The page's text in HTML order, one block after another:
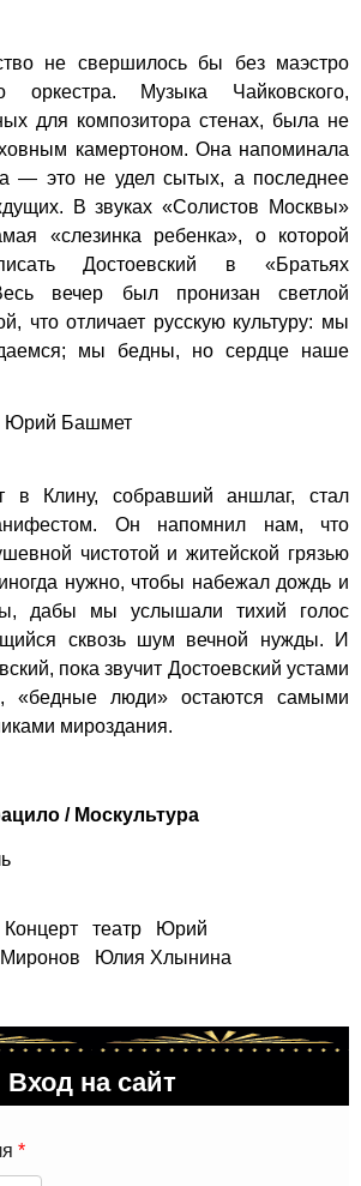
не свершилось бы без маэстро
Музыка Чайковского,
для композитора стенах, была не
камертоном. Она напоминала
— это не удел сытых, а последнее
В звуках «Солистов Москвы»
«слезинка ребенка», о которой
Достоевский в «Братьях
вечер был пронизан светлой
что отличает русскую культуру: мы
мы бедны, но сердце наше
Юрий Башмет
в Клину, собравший аншлаг, стал
Он напомнил нам, что
чистотой и житейской грязью
нужно, чтобы набежал дождь и
дабы мы услышали тихий голос
сквозь шум вечной нужды. И
пока звучит Достоевский устами
«бедные люди» остаются самыми
мироздания.
/ Москультура
Концерт театр
Юрий
Юлия Хлынина
Вход на сайт
*